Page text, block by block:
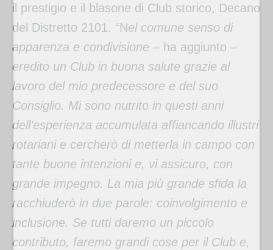
il prestigio e il blasone di Club storico, Decano
del Distretto 2101. “Nel comune senso di
apparenza e condivisione – ha aggiunto –
eredito un Club in buona salute grazie al
lavoro del mio predecessore e del suo
Consiglio. Mi sono nutrito in questi anni
dell’esperienza accumulata affiancando illustri
rotariani e cercherò di metterla in campo con
tante buone intenzioni e, vi assicuro, con
grande impegno. La mia più grande sfida la
racchiuderò in due parole: coinvolgimento e
inclusione. Se tutti daremo un piccolo
contributo, faremo grandi cose per il Club e,